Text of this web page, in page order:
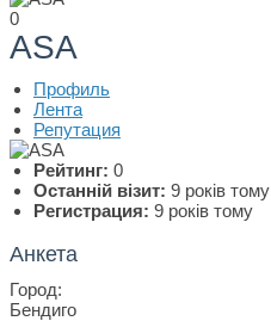
0
ASA
Профиль
Лента
Репутация
Рейтинг: 0
Останній візит: 9 років тому
Регистрация: 9 років тому
Анкета
Город:
Бендиго